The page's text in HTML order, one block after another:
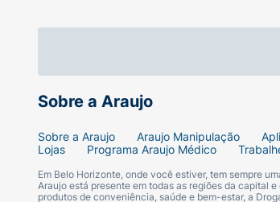
Sobre a Araujo
Sobre a Araujo Araujo Manipulação
Lojas
Programa Araujo Médico
Em Belo Horizonte, onde você estiver, tem sempre
Araujo está presente em todas as regiões da capital
produtos de conveniência, saúde e bem-estar, a